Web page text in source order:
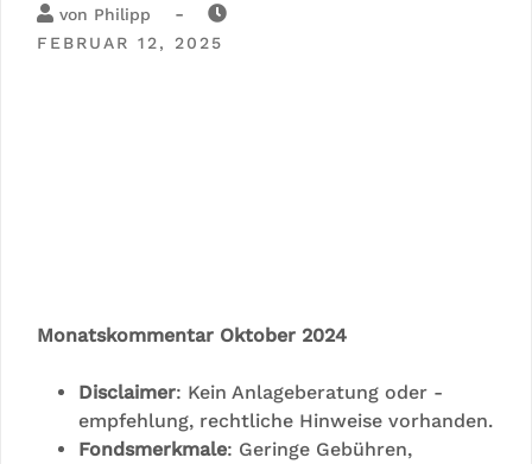
von Philipp -
FEBRUAR 12, 2025
Monatskommentar Oktober 2024
Disclaimer: Kein Anlageberatung oder -
empfehlung, rechtliche Hinweise vorhanden.
Fondsmerkmale: Geringe Gebühren,